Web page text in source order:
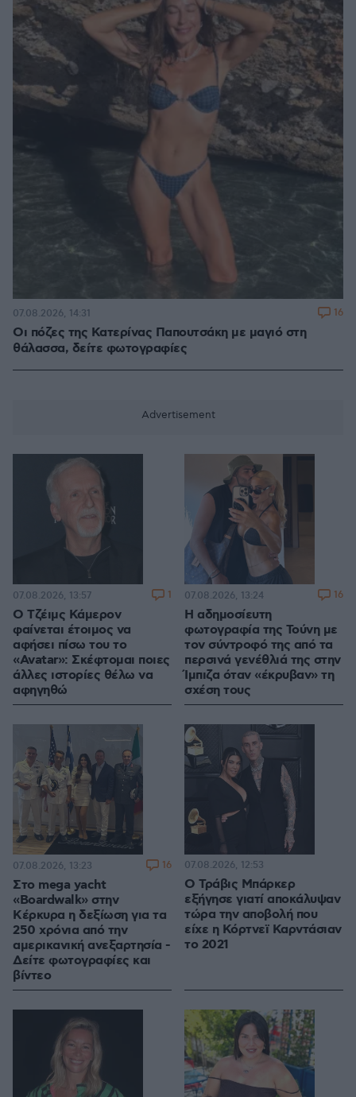
Οι πόζες της Κατερίνας Παπουτσάκη με μαγιό στη
θάλασσα, δείτε φωτογραφίες
07.08.2026, 14:31 16
Ο Τζέιμς Κάμερον
φαίνεται έτοιμος να
αφήσει πίσω του το
«Avatar»: Σκέφτομαι ποιες
άλλες ιστορίες θέλω να
αφηγηθώ
07.08.2026, 13:57 1
Η αδημοσίευτη
φωτογραφία της Τούνη με
τον σύντροφό της από τα
περσινά γενέθλιά της στην
Ίμπιζα όταν «έκρυβαν» τη
σχέση τους
07.08.2026, 13:24 16
Στο mega yacht
«Boardwalk» στην
Κέρκυρα η δεξίωση για τα
250 χρόνια από την
αμερικανική ανεξαρτησία -
Δείτε φωτογραφίες και
βίντεο
07.08.2026, 13:23 16
O Τράβις Μπάρκερ
εξήγησε γιατί αποκάλυψαν
τώρα την αποβολή που
είχε η Κόρτνεϊ Καρντάσιαν
το 2021
07.08.2026, 12:53